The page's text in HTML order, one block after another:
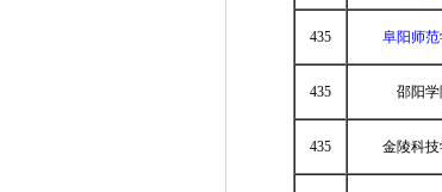
435 阜阳师
435 邵阳
435 金陵科